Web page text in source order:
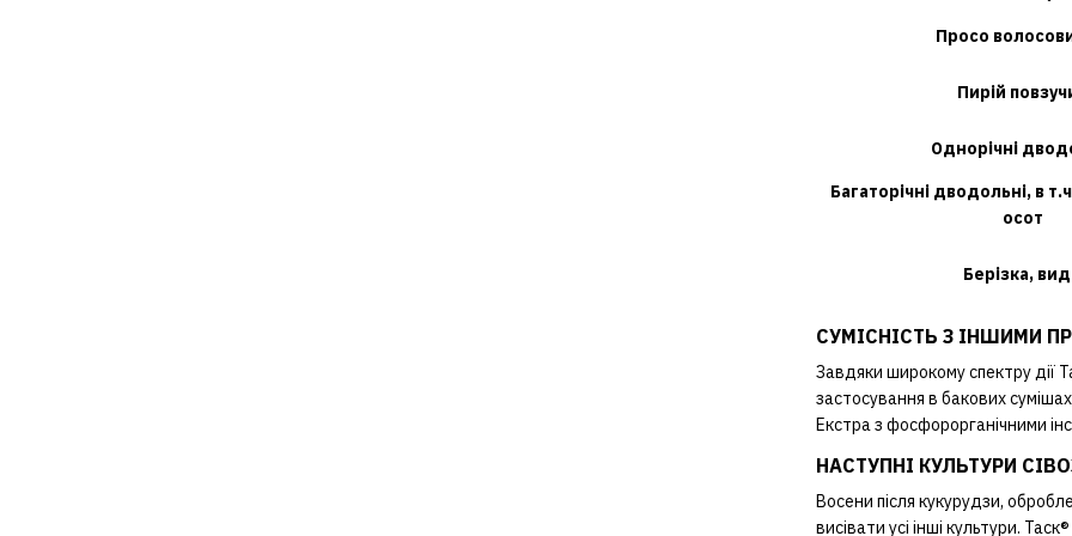
Просо
Пирій
Однорічні
Багаторічні дводольні, в
осот
Берізка,
СУМІСНІСТЬ З ІНШИМИ
Завдяки широкому спектру дії
застосування в бакових
Екстра з фосфорорганічними
НАСТУПНІ КУЛЬТУРИ
Восени після кукурудзи,
висівати усі інші культури.